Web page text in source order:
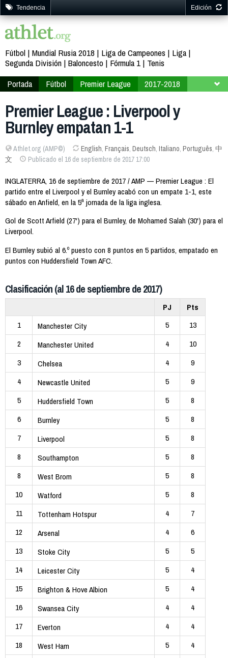
Tendencia Edición
Fútbol Mundial Rusia 2018 Liga de Campeones
Liga
Segunda División Baloncesto Fórmula 1
Tenis
Portada
Fútbol Premier League
2017-2018
Premier League : Liverpool y
Burnley empatan 1-1
Athlet.org (AMP©) English, Français, Deutsch, Italiano, Português, 中
文
Publicado el 16 de septiembre de 2017 17:00
INGLATERRA, 16 de septiembre de 2017 / AMP — Premier League : El
partido entre el Liverpool y el Burnley acabó con un empate 1-1, este
sábado en Anfield, en la 5ª jornada de la liga inglesa.
Gol de Scott Arfield (27') para el Burnley, de Mohamed Salah (30') para el
Liverpool.
El Burnley subió al 6.º puesto con 8 puntos en 5 partidos, empatado en
puntos con Huddersfield Town AFC.
Clasificación (al 16 de septiembre de 2017)
PJ
Pts
1
Manchester City 5
13
2
Manchester United 4
10
3
Chelsea 4
9
4
Newcastle United 5
9
5
Huddersfield Town 5
8
6
Burnley 5
8
7
Liverpool 5
8
8
Southampton 5
8
8
West Brom 5
8
10
Watford 5
8
11
Tottenham Hotspur 4
7
12
Arsenal 4
6
13
Stoke City 5
5
14
Leicester City 5
4
15
Brighton & Hove Albion 5
4
16
Swansea City 4
4
17
Everton 4
4
18
West Ham 5
4